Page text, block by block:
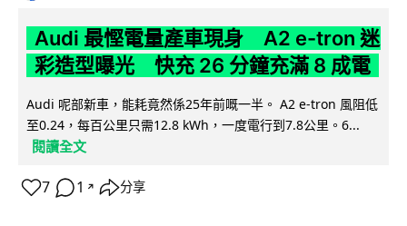
Audi 最慳電量產車現身 A2 e-tron 迷
彩造型曝光 快充 26 分鐘充滿 8 成電
Audi 呢部新車，能耗竟然係25年前嘅一半。 A2 e-tron 風阻低
至0.24，每百公里只需12.8 kWh，一度電行到7.8公里。6...
閱讀全文
7 1 ↗ 分享